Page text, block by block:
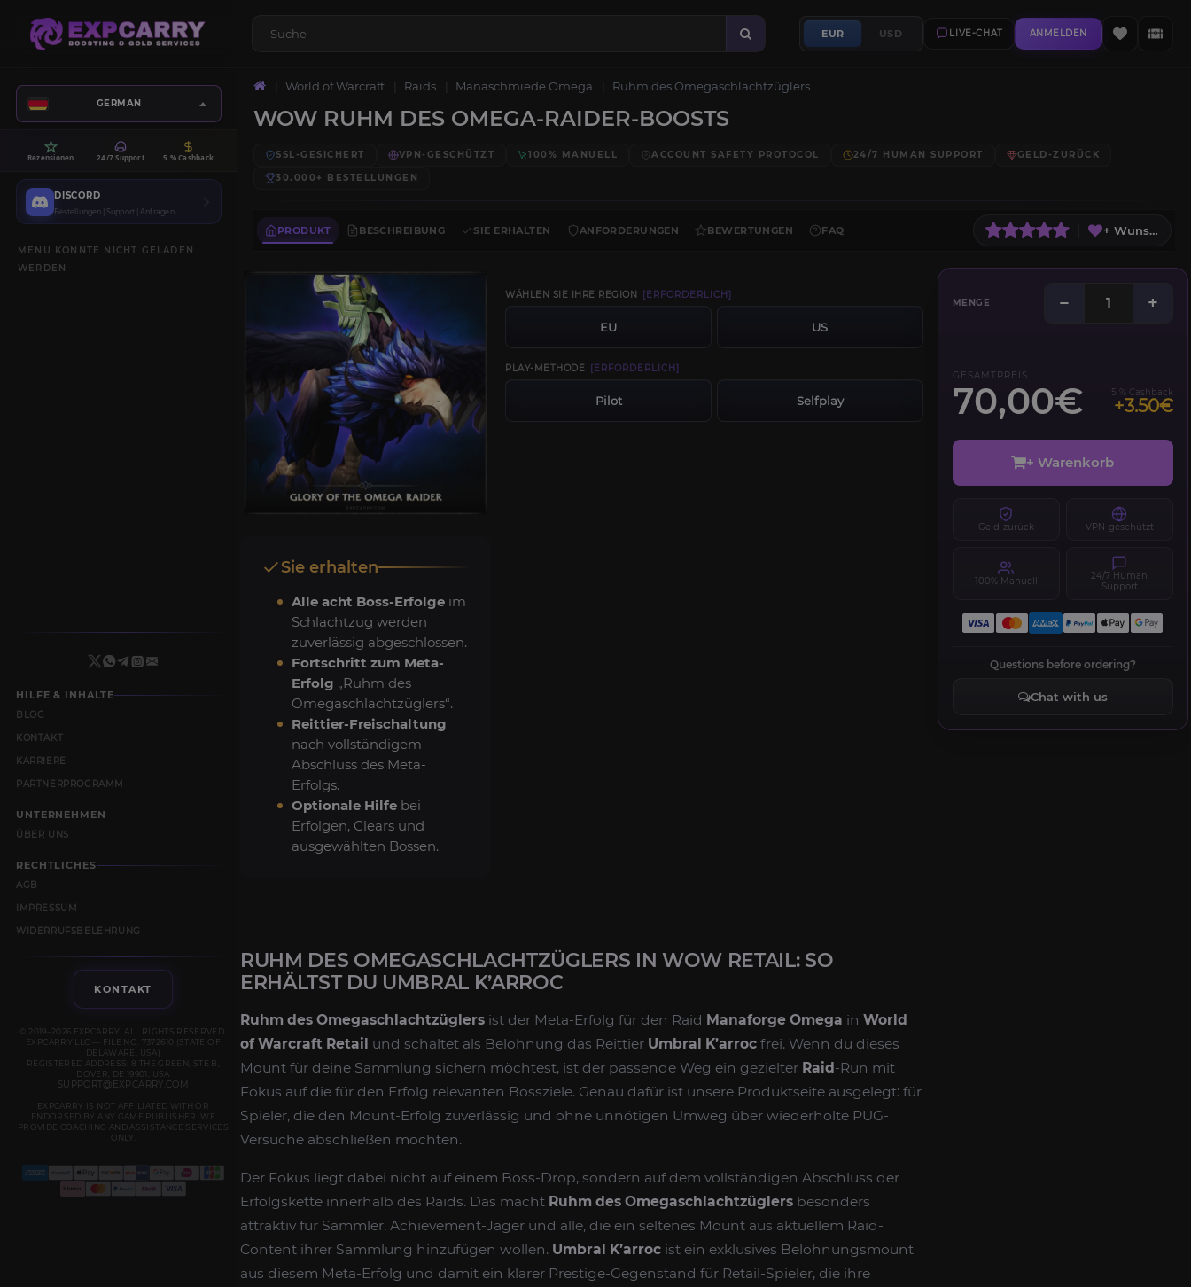
EUR USD LIVE-CHAT ANMELDEN
GERMAN
Rezensionen 24/7 Support 5 % Cashback
DISCORD
Bestellungen | Support | Anfragen
MENU KONNTE NICHT GELADEN
WERDEN
HILFE & INHALTE
BLOG
KONTAKT
KARRIERE
PARTNERPROGRAMM
UNTERNEHMEN
ÜBER UNS
RECHTLICHES
AGB
IMPRESSUM
WIDERRUFSBELEHRUNG
KONTAKT
© 2019–2026 EXPCARRY. ALL RIGHTS RESERVED.
EXPCARRY LLC — FILE NO. 7372610 (STATE OF
DELAWARE, USA)
REGISTERED ADDRESS: 8 THE GREEN, STE B,
DOVER, DE 19901, USA
SUPPORT@EXPCARRY.COM
EXPCARRY IS NOT AFFILIATED WITH OR
ENDORSED BY ANY GAME PUBLISHER. WE
PROVIDE COACHING AND ASSISTANCE SERVICES
ONLY.
World of Warcraft Raids Manaschmiede Omega Ruhm des Omegaschlachtzüglers
WOW RUHM DES OMEGA-RAIDER-BOOSTS
SSL-GESICHERT VPN-GESCHÜTZT 100% MANUELL ACCOUNT SAFETY PROTOCOL 24/7 HUMAN SUPPORT
GELD-ZURÜCK
30.000+
BESTELLUNGEN
PRODUKT BESCHREIBUNG SIE ERHALTEN ANFORDERUNGEN BEWERTUNGEN FAQ + Wunschliste
WÄHLEN SIE IHRE REGION [ERFORDERLICH]
EU US
PLAY-METHODE [ERFORDERLICH]
Pilot Selfplay
MENGE − +
GESAMTPREIS
70,00€ 5 % Cashback
+3.50€
+ Warenkorb
Geld-zurück VPN-geschützt
100% Manuell
24/7 Human
Support
Questions before ordering?
Chat with us
Sie erhalten
Alle acht Boss-Erfolge im
Schlachtzug werden
zuverlässig abgeschlossen.
Fortschritt zum Meta-
Erfolg „Ruhm des
Omegaschlachtzüglers“.
Reittier-Freischaltung
nach vollständigem
Abschluss des Meta-
Erfolgs.
Optionale Hilfe bei
Erfolgen, Clears und
ausgewählten Bossen.
RUHM DES OMEGASCHLACHTZÜGLERS IN WOW RETAIL: SO
ERHÄLTST DU UMBRAL K’ARROC
Ruhm des Omegaschlachtzüglers ist der Meta-Erfolg für den Raid Manaforge Omega in World
of Warcraft Retail und schaltet als Belohnung das Reittier Umbral K’arroc frei. Wenn du dieses
Mount für deine Sammlung sichern möchtest, ist der passende Weg ein gezielter Raid-Run mit
Fokus auf die für den Erfolg relevanten Bossziele. Genau dafür ist unsere Produktseite ausgelegt: für
Spieler, die den Mount-Erfolg zuverlässig und ohne unnötigen Umweg über wiederholte PUG-
Versuche abschließen möchten.
Der Fokus liegt dabei nicht auf einem Boss-Drop, sondern auf dem vollständigen Abschluss der
Erfolgskette innerhalb des Raids. Das macht Ruhm des Omegaschlachtzüglers besonders
attraktiv für Sammler, Achievement-Jäger und alle, die ein seltenes Mount aus aktuellem Raid-
Content ihrer Sammlung hinzufügen wollen. Umbral K’arroc ist ein exklusives Belohnungsmount
aus diesem Meta-Erfolg und damit ein klarer Prestige-Gegenstand für Retail-Spieler, die ihre